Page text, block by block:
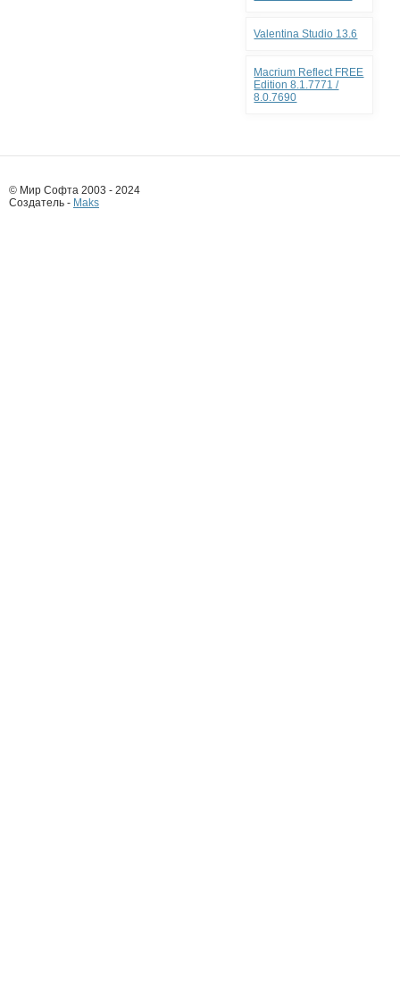
Valentina Studio 13.6
Macrium Reflect FREE
Edition 8.1.7771 /
8.0.7690
© Мир Софта 2003 - 2024
Создатель - Maks